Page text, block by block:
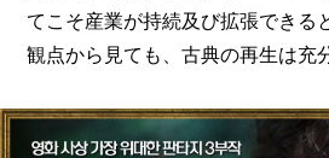
てこそ産業が持続及び拡張できる
観点から見ても、古典の再生は充